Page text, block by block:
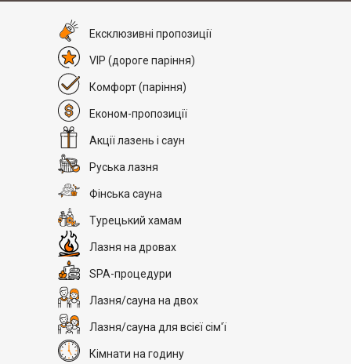
Eксклюзивні пропозиції
VIP (дороге паріння)
Комфорт(паріння)
Економ-пропозиції
Акції лазень і саун
Руська лазня
Фінська сауна
Турецький хамам
Лазня на дровах
SPA-процедури
Лазня/сауна на двох
Лазня/сауна для всієї сім'ї
Кімнати на годину